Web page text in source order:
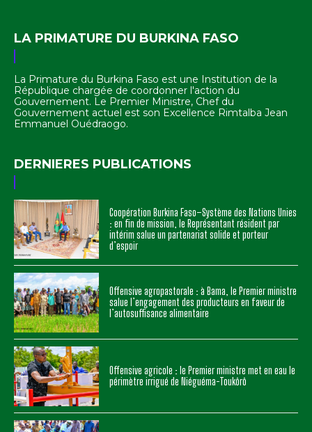
LA PRIMATURE DU BURKINA FASO
La Primature du Burkina Faso est une Institution de la
République chargée de coordonner l'action du
Gouvernement. Le Premier Ministre, Chef du
Gouvernement actuel est son Excellence Rimtalba Jean
Emmanuel Ouédraogo.
DERNIERES PUBLICATIONS
Coopération Burkina Faso–Système des Nations Unies
: en fin de mission, le Représentant résident par
intérim salue un partenariat solide et porteur
d’espoir
Offensive agropastorale : à Bama, le Premier ministre
salue l’engagement des producteurs en faveur de
l’autosuffisance alimentaire
Offensive agricole : le Premier ministre met en eau le
périmètre irrigué de Niéguéma-Toukôrô